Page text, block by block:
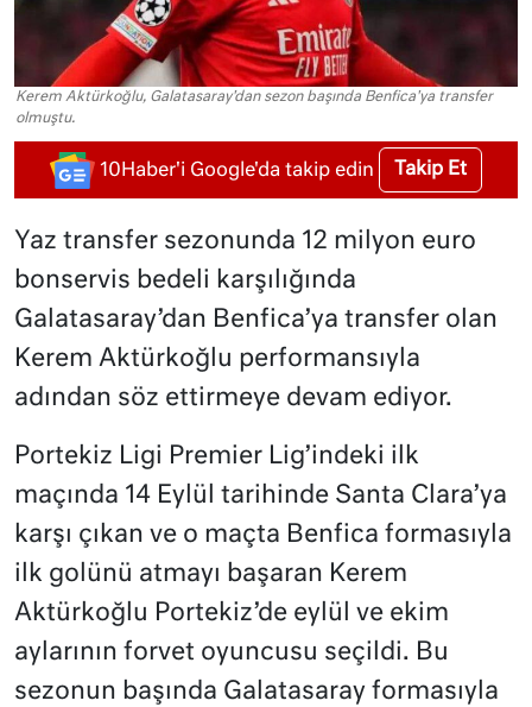
Kerem Aktürkoğlu, Galatasaray'dan sezon başında Benfica'ya transfer
olmuştu.
10Haber'i Google'da takip edin Takip Et
Yaz transfer sezonunda 12 milyon euro
bonservis bedeli karşılığında
Galatasaray’dan Benfica’ya transfer olan
Kerem Aktürkoğlu performansıyla
adından söz ettirmeye devam ediyor.
Portekiz Ligi Premier Lig’indeki ilk
maçında 14 Eylül tarihinde Santa Clara’ya
karşı çıkan ve o maçta Benfica formasıyla
ilk golünü atmayı başaran Kerem
Aktürkoğlu Portekiz’de eylül ve ekim
aylarının forvet oyuncusu seçildi. Bu
sezonun başında Galatasaray formasıyla